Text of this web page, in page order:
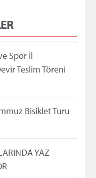
Spor İl
Teslim Töreni
Bisiklet Turu
YAZ